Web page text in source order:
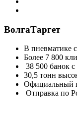
ВолгаТаргет
В пневматике
Более 7 800
38 500 банок
30,5 тонн
Официальный
Отправка по